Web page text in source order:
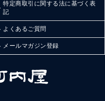
特定商取引に関する法に基づく表
記
よくあるご質問
メールマガジン登録